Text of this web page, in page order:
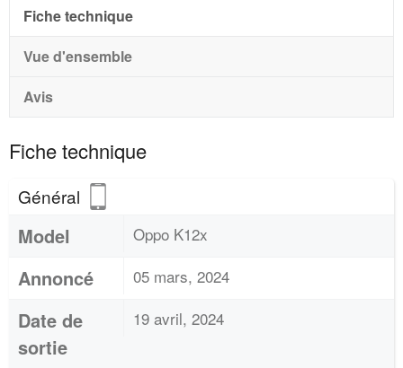
Fiche technique
Vue d'ensemble
Avis
Fiche technique
Général
Model Oppo K12x
Annoncé 05 mars, 2024
Date de
sortie
19 avril, 2024